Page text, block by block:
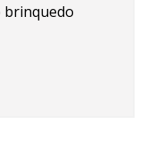
brinquedo